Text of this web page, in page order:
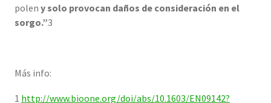
polen y solo provocan daños de consideración en el
sorgo.”3
Más info:
1 http://www.bioone.org/doi/abs/10.1603/EN09142?